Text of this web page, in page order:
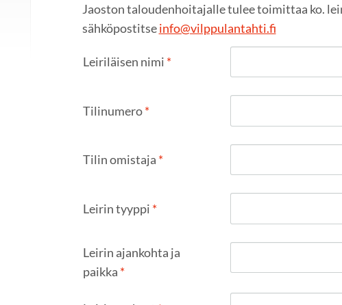
Jaoston taloudenhoitajalle tulee toimittaa ko.
sähköpostitseinfo@vilppulantahti.fi
Leiriläisen nimi *
Tilinumero*
Tilin omistaja *
Leirin tyyppi *
Leirin ajankohta ja
paikka *